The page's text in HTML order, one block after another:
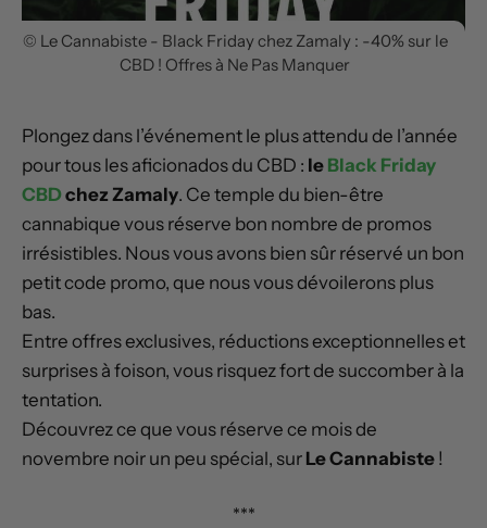
© Le Cannabiste - Black Friday chez Zamaly : -40% sur le
CBD ! Offres à Ne Pas Manquer
Plongez dans l’événement le plus attendu de l’année
pour tous les aficionados du CBD : le Black Friday
CBDchez Zamaly. Ce temple du bien-être
cannabique vous réserve bon nombre de promos
irrésistibles. Nous vous avons bien sûr réservé un bon
petit code promo, que nous vous dévoilerons plus
bas.
Entre offres exclusives, réductions exceptionnelles et
surprises à foison, vous risquez fort de succomber à la
tentation.
Découvrez ce que vous réserve ce mois de
novembre noir un peu spécial, sur Le Cannabiste !
***